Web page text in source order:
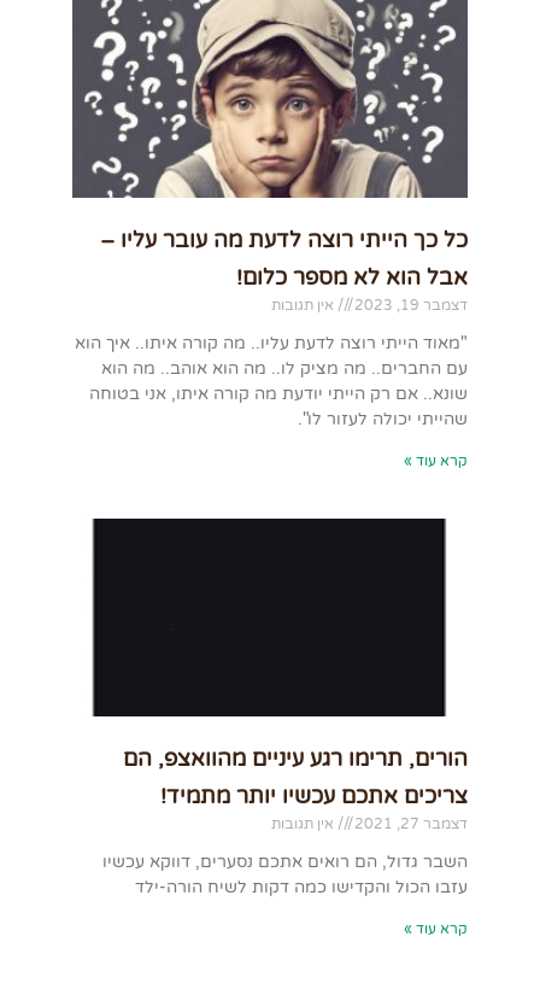
כל כך הייתי רוצה לדעת מה עובר עליו –
אבל הוא לא מספר כלום!
דצמבר 19, 2023 אין תגובות
"מאוד הייתי רוצה לדעת עליו.. מה קורה איתו.. איך הוא
עם החברים.. מה מציק לו.. מה הוא אוהב.. מה הוא
שונא.. אם רק הייתי יודעת מה קורה איתו, אני בטוחה
שהייתי יכולה לעזור לו".
קרא עוד »
הורים, תרימו רגע עיניים מהוואצפ, הם
צריכים אתכם עכשיו יותר מתמיד!
דצמבר 27, 2021 אין תגובות
השבר גדול, הם רואים אתכם נסערים, דווקא עכשיו
עזבו הכול והקדישו כמה דקות לשיח הורה-ילד
קרא עוד »